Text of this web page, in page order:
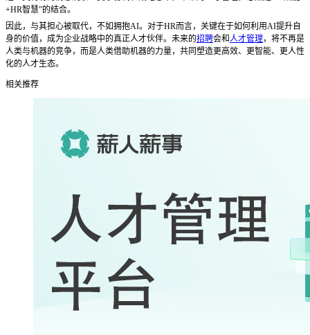
+HR智慧”的结合。
因此，与其担心被取代，不如拥抱AI。对于HR而言，关键在于如何利用AI提升自
身的价值，成为企业战略中的真正人才伙伴。未来的招聘会和人才管理，将不再是
人类与机器的竞争，而是人类借助机器的力量，共同塑造更高效、更智能、更人性
化的人才生态。
相关推荐